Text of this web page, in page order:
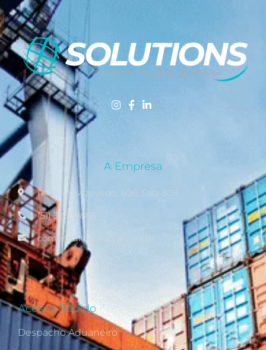
A Empresa
R. Moura Azevedo, 606, Sala 308
(51) 3269-1866
comercial@solutions.srv.br
Acesso Rápido
Despacho Aduaneiro